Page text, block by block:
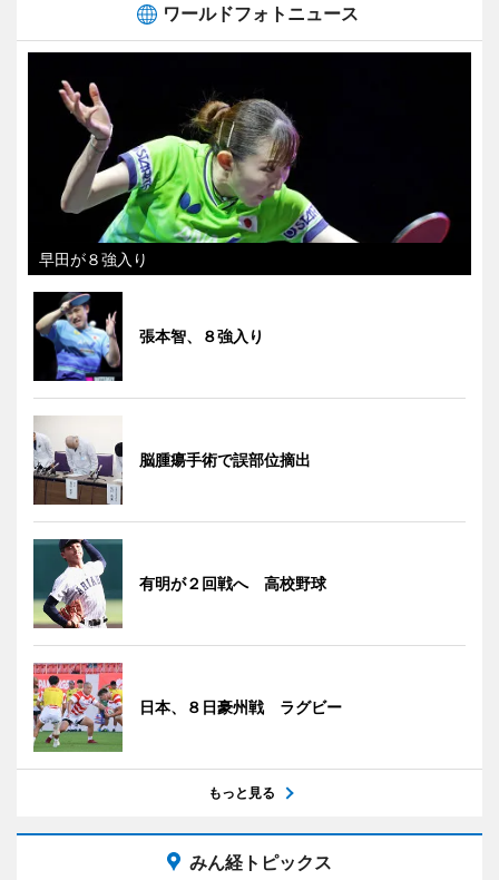
ワールドフォトニュース
早田が８強入り
張本智、８強入り
脳腫瘍手術で誤部位摘出
有明が２回戦へ 高校野球
日本、８日豪州戦 ラグビー
もっと見る
みん経トピックス